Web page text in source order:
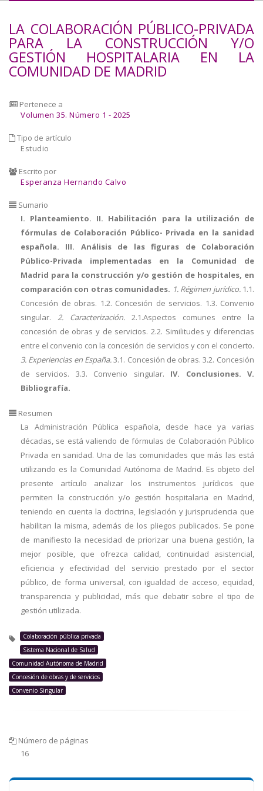
la
navegación
LA COLABORACIÓN PÚBLICO-PRIVADA
PARA LA CONSTRUCCIÓN Y/O
GESTIÓN HOSPITALARIA EN LA
COMUNIDAD DE MADRID
Pertenece a
Volumen 35. Número 1 - 2025
Tipo de artículo
Estudio
Escrito por
Esperanza Hernando Calvo
Sumario
I. Planteamiento. II. Habilitación para la utilización de
fórmulas de Colaboración Público- Privada en la sanidad
española. III. Análisis de las figuras de Colaboración
Público-Privada implementadas en la Comunidad de
Madrid para la construcción y/o gestión de hospitales, en
comparación con otras comunidades. 1. Régimen jurídico.1.1.
Concesión de obras. 1.2. Concesión de servicios. 1.3. Convenio
singular. 2. Caracterización. 2.1.Aspectos comunes entre la
concesión de obras y de servicios. 2.2. Similitudes y diferencias
entre el convenio con la concesión de servicios y con el concierto.
3. Experiencias en España.3.1. Concesión de obras. 3.2. Concesión
de servicios. 3.3. Convenio singular. IV. Conclusiones. V.
Bibliografía.
Resumen
La Administración Pública española, desde hace ya varias
décadas, se está valiendo de fórmulas de Colaboración Público
Privada en sanidad. Una de las comunidades que más las está
utilizando es la Comunidad Autónoma de Madrid. Es objeto del
presente artículo analizar los instrumentos jurídicos que
permiten la construcción y/o gestión hospitalaria en Madrid,
teniendo en cuenta la doctrina, legislación y jurisprudencia que
habilitan la misma, además de los pliegos publicados. Se pone
de manifiesto la necesidad de priorizar una buena gestión, la
mejor posible, que ofrezca calidad, continuidad asistencial,
eficiencia y efectividad del servicio prestado por el sector
público, de forma universal, con igualdad de acceso, equidad,
transparencia y publicidad, más que debatir sobre el tipo de
gestión utilizada.
Colaboración pública privada
Sistema Nacional de Salud
Comunidad Autónoma de Madrid
Concesión de obras y de servicios
Convenio Singular
Número de páginas
16